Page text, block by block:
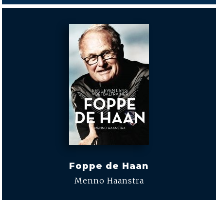
Foppe de Haan
Menno Haanstra